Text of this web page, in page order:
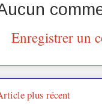
Enregistrer un
plus récent